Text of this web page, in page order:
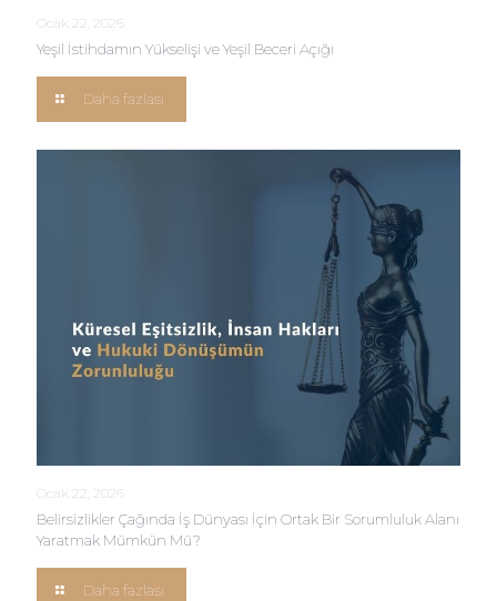
Ocak 22, 2026
Yeşil İstihdamın Yükselişi ve Yeşil Beceri Açığı
Daha fazlası
Ocak 22, 2026
Belirsizlikler Çağında İş Dünyası İçin Ortak Bir Sorumluluk Alanı
Yaratmak Mümkün Mü?
Daha fazlası